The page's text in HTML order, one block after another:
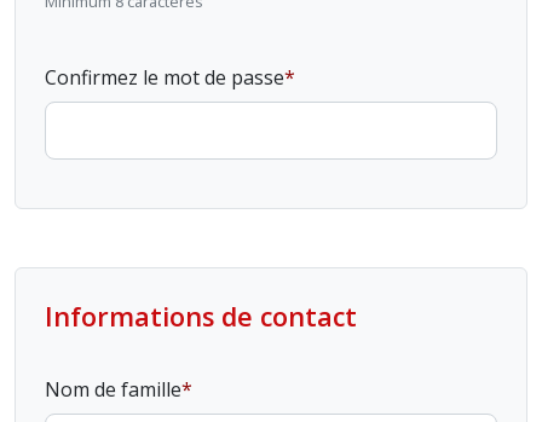
Confirmez le mot de passe
Informations de contact
Nom de famille